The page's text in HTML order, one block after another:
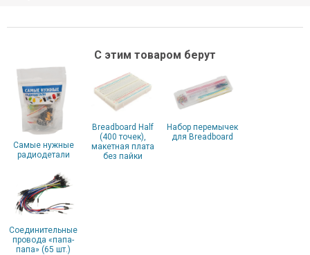
С этим товаром берут
Самые нужные
радиодетали
Breadboard Half
(400 точек),
макетная плата
без пайки
Набор перемычек
для Breadboard
Соединительные
провода «папа-
папа» (65 шт.)